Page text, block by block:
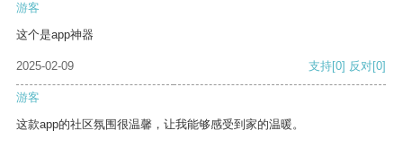
游客
这个是app神器
2025-02-09 支持[0] 反对[0]
游客
这款app的社区氛围很温馨，让我能够感受到家的温暖。